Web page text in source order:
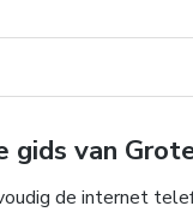
gids van
de internet